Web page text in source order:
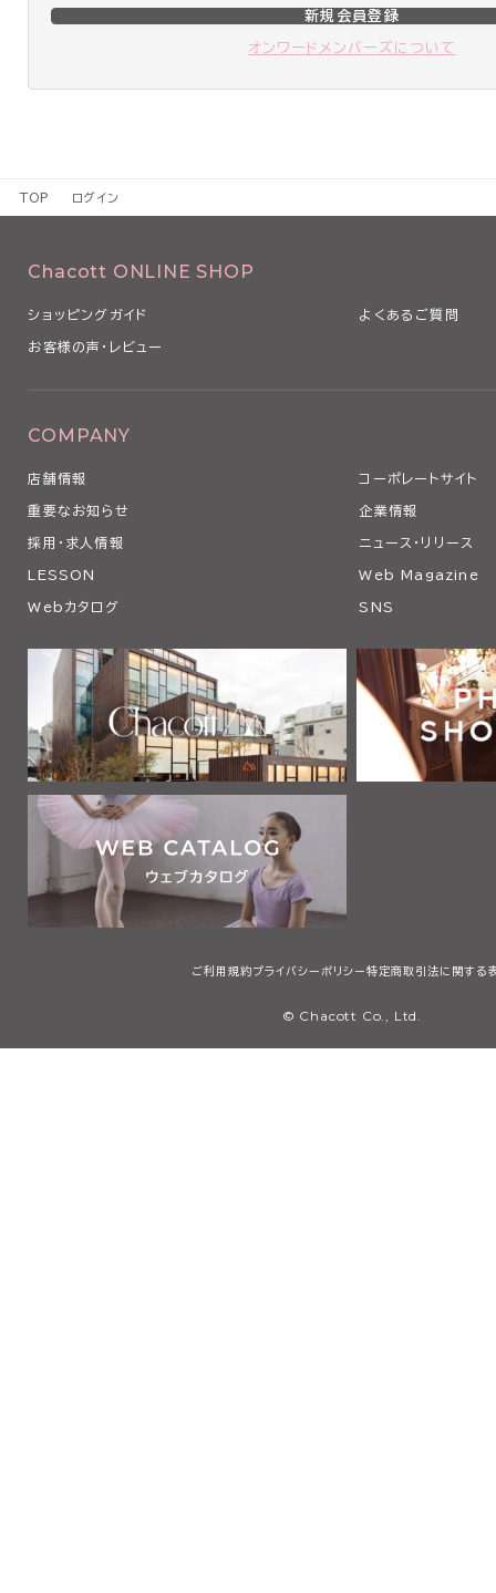
新規会員登録
オンワードメンバーズについて
TOP ログイン
Chacott ONLINE SHOP
ショッピングガイド よくあるご質問
お客様の声・レビュー
COMPANY
店舗情報 コーポレートサイト
重要なお知らせ 企業情報
採用・求人情報 ニュース・リリース
LESSON Web Magazine
Webカタログ SNS
ご利用規約プライバシーポリシー 特定商取引法に関する
© Chacott Co., Ltd.